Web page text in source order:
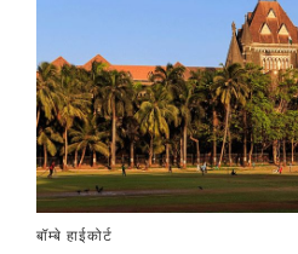
बॉम्बे हाईकोर्ट